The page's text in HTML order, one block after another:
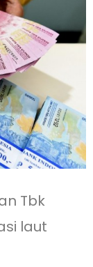
Tbk
laut